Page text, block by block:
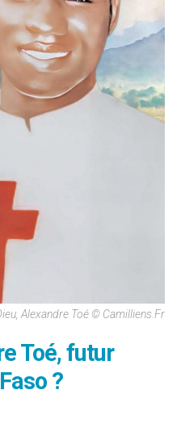
Alexandre Toé © Camilliens.fr
Toé, futur
?